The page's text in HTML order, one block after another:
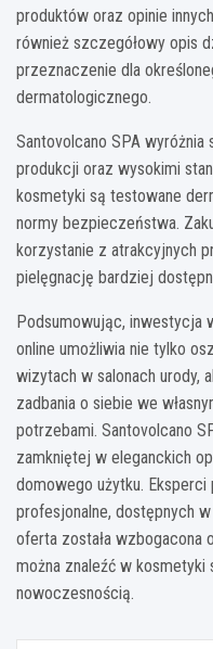
produktów oraz opinie
również szczegółowy opis
przeznaczenie dla
dermatologicznego.
Santovolcano SPA
produkcji oraz wysokimi
kosmetyki są testowane
normy bezpieczeństwa.
korzystanie z atrakcyjnych
pielęgnację bardziej
Podsumowując, inwestycja
online umożliwia nie tylko
wizytach w salonach urody,
zadbania o siebie we
potrzebami. Santovolcano
zamkniętej w eleganckich
domowego użytku.
profesjonalne, dostępnych
oferta została wzbogacona
można znaleźć w
nowoczesnością.